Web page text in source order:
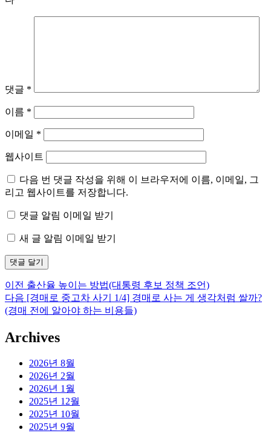
댓글 *
이름 *
이메일 *
웹사이트
다음 번 댓글 작성을 위해 이 브라우저에 이름, 이메일, 그
리고 웹사이트를 저장합니다.
댓글 알림 이메일 받기
새 글 알림 이메일 받기
글
탐
이전 이
전
글:
출산율 높이는 방법(대통령 후보 정책 조언)
다음 다
음
[경매로 중고차 사기 1/4] 경매로 사는 게 생각처럼 쌀까?
(경매 전에 알아야 하는 비용들)
Archives
2026년 8월
2026년 2월
2026년 1월
2025년 12월
2025년 10월
2025년 9월